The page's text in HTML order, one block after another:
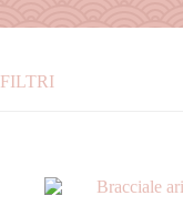
FILTRI
Colore